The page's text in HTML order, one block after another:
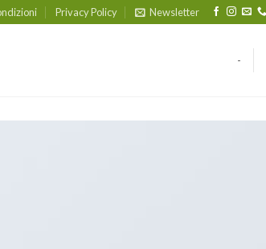
Privacy Policy Newsletter
-